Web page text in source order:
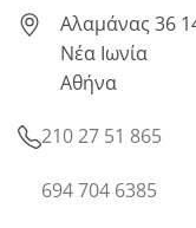
Αλαμάνας 36
Νέα Ιωνία
Αθήνα
210 27 51 865
694 704 6385